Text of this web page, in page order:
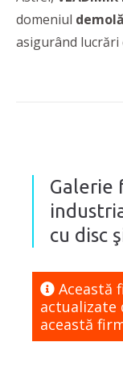
domeniul
asigurând lucrări
Galerie
cu disc
Această
actualizate
această